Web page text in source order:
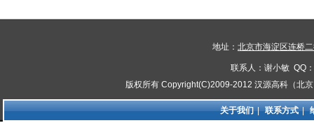
地址： 北京市海淀区连桥
联系人：谢小敏 QQ
版权所有 Copyright(C)2009-2012 汉源高科（北
关于我们 | 联系方式 |